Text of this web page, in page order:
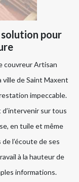
pour
couvreur Artisan
de Saint Maxent
impeccable.
sur tous
en tuile et même
l’écoute de ses
à la hauteur de
informations.